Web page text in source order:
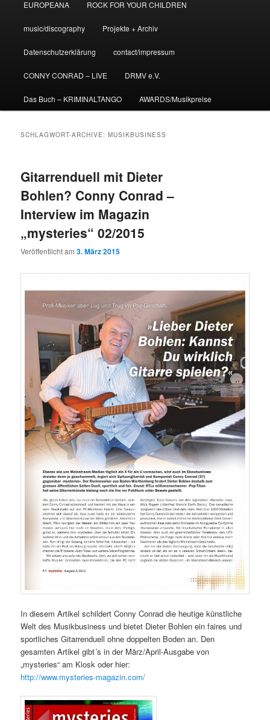
EUROPEANA ROCK FOR YOUR CHILDREN
music/discography Projekte + Archiv
Datenschutzerklärung contact/impressum
CONNY CONRAD – LIVE DRMV e.V.
Das Buch – KRIMINALTANGO AWARDS/Musikpreise
SCHLAGWORT-ARCHIVE:MUSIKBUSINESS
Gitarrenduell mit Dieter
Bohlen? Conny Conrad –
Interview im Magazin
„mysteries“ 02/2015
Veröffentlicht am3. März 2015
In diesem Artikel schildert Conny Conrad die heutige künstliche
Welt des Musikbusiness und bietet Dieter Bohlen ein faires und
sportliches Gitarrenduell ohne doppelten Boden an. Den
gesamten Artikel gibt´s in der März/April-Ausgabe von
„mysteries“ am Kiosk oder hier:
http://www.mysteries-magazin.com/